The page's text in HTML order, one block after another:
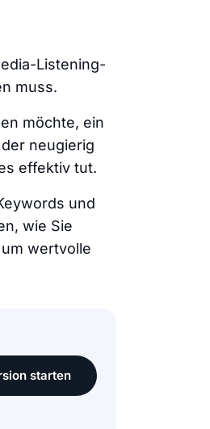
Listening-
muss.
möchte, ein
neugierig
effektiv tut.
und
wie Sie
wertvolle
starten